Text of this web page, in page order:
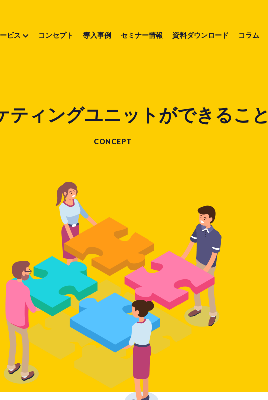
ビス コンセプト 導入事例 セミナー情報 資料ダウンロード コラム
ティングユニットができること
CONCEPT